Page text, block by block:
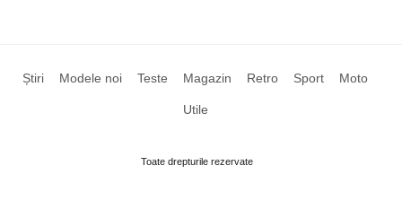
Știri Modele noi Teste Magazin Retro Sport Moto
Utile
Toate drepturile rezervate